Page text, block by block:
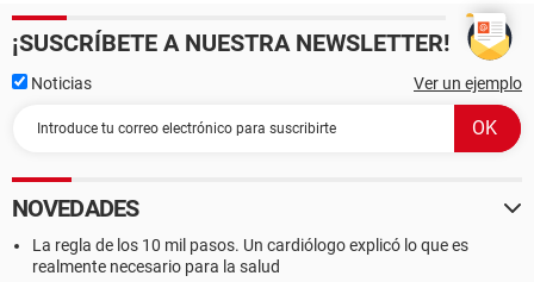
¡SUSCRÍBETE A NUESTRA NEWSLETTER!
Noticias Ver un ejemplo
NOVEDADES
La regla de los 10 mil pasos. Un cardiólogo explicó lo que es
realmente necesario para la salud